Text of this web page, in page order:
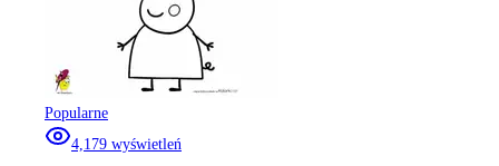
Popularne
4,179 wyświetleń